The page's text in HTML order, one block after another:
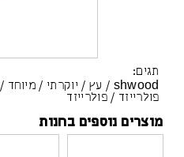
תגים:
shwood
/ עץ / יוקרתי / מיוחד /
פולרייזד /פולרייזד
מוצרים נוספים בחנות